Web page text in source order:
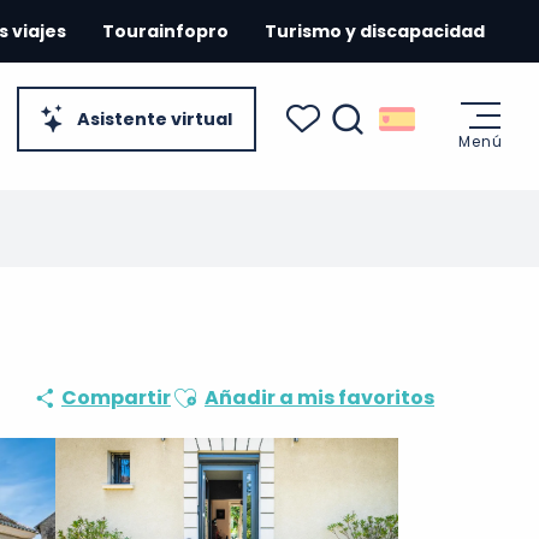
Asistente virtual
viajes Tourainfopro Turismo y discapacidad
Menú
CompartirAjouter aux favoris
Añadir a mis favoritos